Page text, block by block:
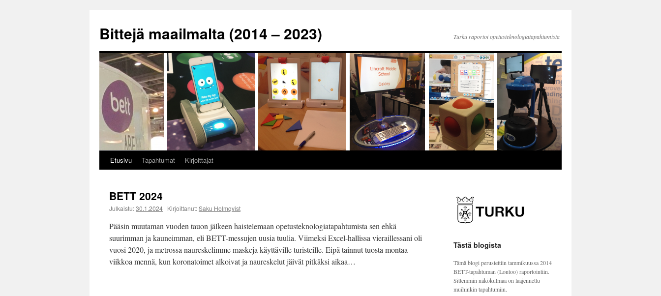
Bittejä maailmalta (2014 – 2023) Turku raportoi opetusteknologiatapahtumista
Etusivu Tapahtumat Kirjoittajat
BETT 2024
Julkaistu:30.1.2024 | Kirjoittanut:Saku Holmqvist
Pääsin muutaman vuoden tauon jälkeen haistelemaan opetusteknologiatapahtumista sen ehkä
suurimman ja kauneimman, eli BETT-messujen uusia tuulia. Viimeksi Excel-hallissa vieraillessani oli
vuosi 2020, ja metrossa naureskelimme maskeja käyttäville turisteille. Eipä tainnut tuosta montaa
viikkoa mennä, kun koronatoimet alkoivat ja naureskelut jäivät pitkäksi aikaa…
Tästä blogista
Tämä blogi perustettiin tammikuussa 2014
BETT-tapahtuman (Lontoo) raportointiin.
Sittemmin näkökulmaa on laajennettu
muihinkin tapahtumiin.